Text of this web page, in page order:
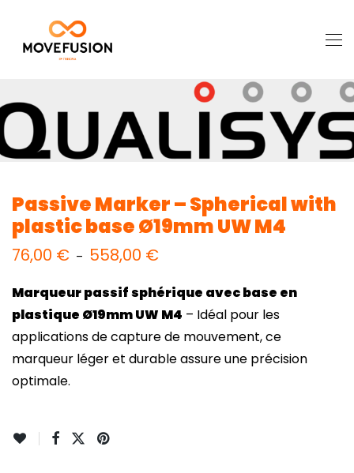
Passive Marker – Spherical with
plastic base Ø19mm UW M4
76,00 € – 558,00 €Plage
de
76,00 €
à
558,00 €
Marqueur passif sphérique avec base en
plastique Ø19mm UW M4 – Idéal pour les
applications de capture de mouvement, ce
marqueur léger et durable assure une précision
optimale.